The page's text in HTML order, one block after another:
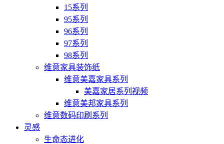
15系列
95系列
96系列
97系列
98系列
维意家具装饰纸
维意美嘉家具系列
美嘉家居系列视频
维意美邦家具系列
维意数码印刷系列
灵感
生命态进化